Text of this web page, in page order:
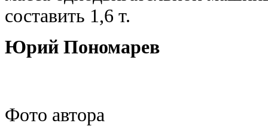
составить 1,6 т.
Юрий Пономарев
Фото автора